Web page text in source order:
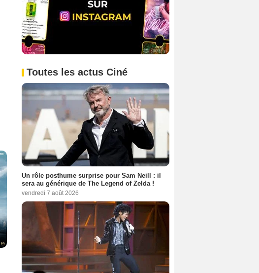
Toutes les actus Ciné
Un rôle posthume surprise pour Sam Neill : il
sera au générique de The Legend of Zelda !
vendredi 7 août 2026